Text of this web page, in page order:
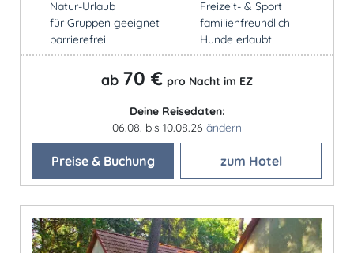
Natur-Urlaub
für Gruppen geeignet
barrierefrei
Freizeit- & Sport
familienfreundlich
Hunde erlaubt
ab 70 € pro Nacht im EZ
Deine Reisedaten:
06.08. bis 10.08.26 ändern
Preise & Buchung zum Hotel